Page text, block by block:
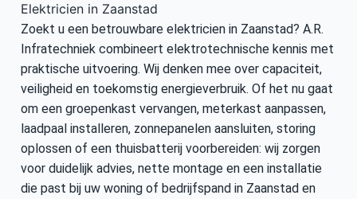
Elektricien in Zaanstad
Zoekt u een betrouwbare elektricien in Zaanstad? A.R.
Infratechniek combineert elektrotechnische kennis met
praktische uitvoering. Wij denken mee over capaciteit,
veiligheid en toekomstig energieverbruik. Of het nu gaat
om een groepenkast vervangen, meterkast aanpassen,
laadpaal installeren, zonnepanelen aansluiten, storing
oplossen of een thuisbatterij voorbereiden: wij zorgen
voor duidelijk advies, nette montage en een installatie
die past bij uw woning of bedrijfspand in Zaanstad en